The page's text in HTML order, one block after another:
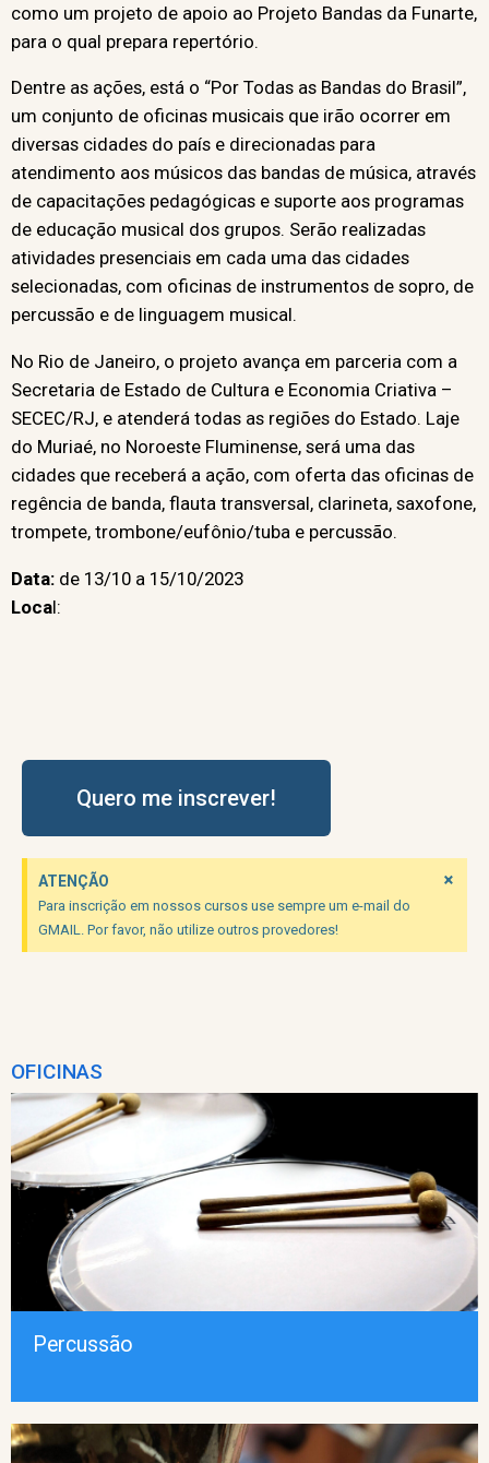
como um projeto de apoio ao Projeto Bandas da Funarte,
para o qual prepara repertório.
Dentre as ações, está o “Por Todas as Bandas do Brasil”,
um conjunto de oficinas musicais que irão ocorrer em
diversas cidades do país e direcionadas para
atendimento aos músicos das bandas de música, através
de capacitações pedagógicas e suporte aos programas
de educação musical dos grupos. Serão realizadas
atividades presenciais em cada uma das cidades
selecionadas, com oficinas de instrumentos de sopro, de
percussão e de linguagem musical.
No Rio de Janeiro, o projeto avança em parceria com a
Secretaria de Estado de Cultura e Economia Criativa –
SECEC/RJ, e atenderá todas as regiões do Estado. Laje
do Muriaé, no Noroeste Fluminense, será uma das
cidades que receberá a ação, com oferta das oficinas de
regência de banda, flauta transversal, clarineta, saxofone,
trompete, trombone/eufônio/tuba e percussão.
Data: de 13/10 a 15/10/2023
Local:
Quero me inscrever!
ATENÇÃO
Para inscrição em nossos cursos use sempre um e-mail do
GMAIL. Por favor, não utilize outros provedores!
×
OFICINAS
Percussão